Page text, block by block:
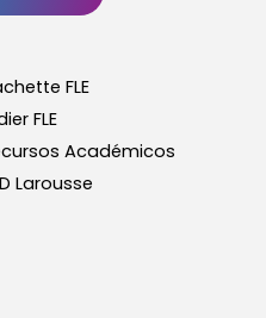
FLE
FLE
Académicos
Larousse